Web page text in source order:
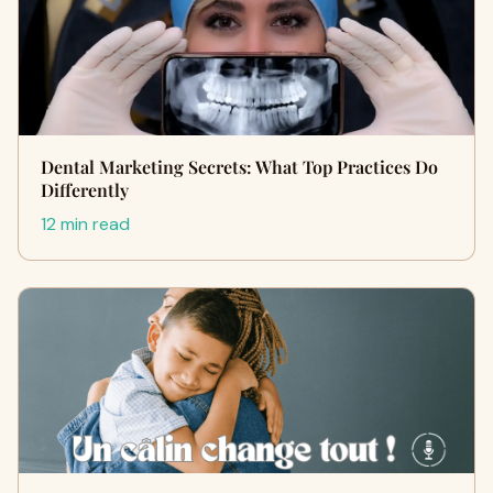
Dental Marketing Secrets: What Top Practices Do
Differently
12 min read